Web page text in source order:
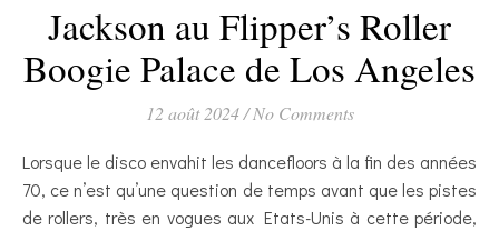
Jackson au Flipper’s Roller
Boogie Palace de Los Angeles
12 août 2024/ No Comments
Lorsque le disco envahit les dancefloors à la fin des années
70, ce n’est qu’une question de temps avant que les pistes
de rollers, très en vogues aux Etats-Unis à cette période,